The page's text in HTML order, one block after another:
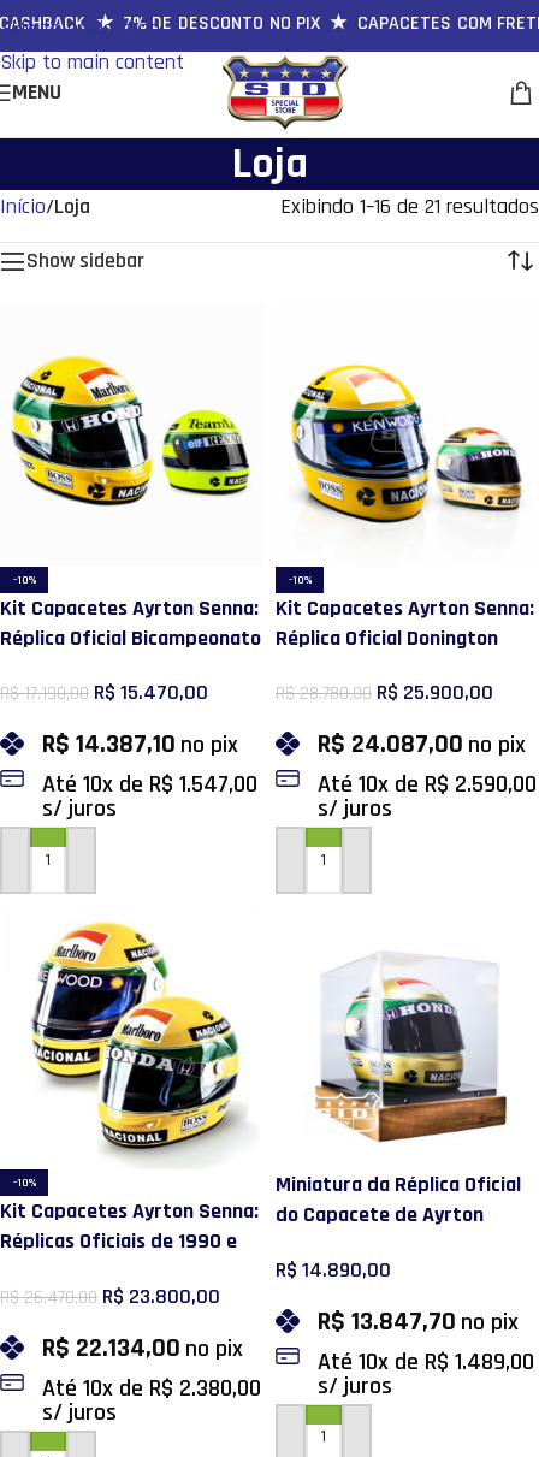
Skip to navigation
Skip to main content
★ 7% DE DESCONTO NO PIX ★ CAPACETES COM
MENU
Loja
Início/Loja
Exibindo 1–16 de 21 resultados
Show sidebar
-10%
Kit Capacetes Ayrton Senna:
Réplica Oficial Bicampeonato
Primeira Vitória 1985
R$17.190,00 R$ 15.470,00
R$ 14.387,10 no pix
Até 10x de R$ 1.547,00
s/ juros
ADICIONAR AO CARRINHO
-10%
Kit Capacetes Ayrton Senna:
Réplica Oficial Donington
anos de legado
R$28.780,00 R$ 25.900,00
R$ 24.087,00 no pix
Até 10x de R$ 2.590,00
s/ juros
ADICIONAR AO CARRINHO
-10%
Kit Capacetes Ayrton Senna:
Réplicas Oficiais de 1990 e
R$26.470,00 R$ 23.800,00
R$ 22.134,00 no pix
Até 10x de R$ 2.380,00
s/ juros
Miniatura da Réplica Oficial
do Capacete de Ayrton
R$ 14.890,00
R$ 13.847,70 no pix
Até 10x de R$ 1.489,00
s/ juros